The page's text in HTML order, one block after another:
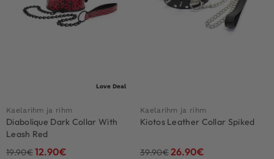
Love Deal
Kaelarihm ja rihm
Diabolique Dark Collar With
Leash Red
19.90€12.90€
Kaelarihm ja rihm
Kiotos Leather Collar Spiked
39.90€26.90€